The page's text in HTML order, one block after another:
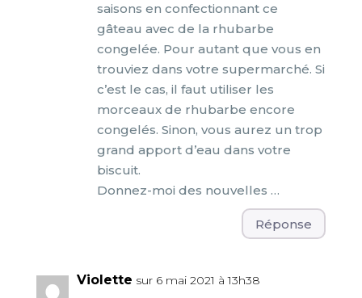
saisons en confectionnant ce
gâteau avec de la rhubarbe
congelée. Pour autant que vous en
trouviez dans votre supermarché. Si
c’est le cas, il faut utiliser les
morceaux de rhubarbe encore
congelés. Sinon, vous aurez un trop
grand apport d’eau dans votre
biscuit.
Donnez-moi des nouvelles …
Réponse
Violette sur 6 mai 2021 à 13h38